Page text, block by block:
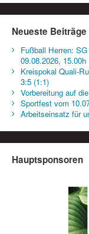
Neueste Beiträge
Fußball Herren:
09.08.2026, 15.00h
Kreispokal Quali-
3:5 (1:1)
Vorbereitung auf
Sportfest vom
Arbeitseinsatz für
Hauptsponsoren